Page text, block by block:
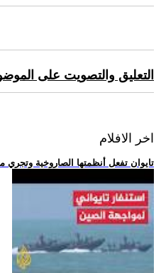
التعليق والتصويت على
اخر الافلام
.. تايوان تفعل أنظمتها الصاروخية